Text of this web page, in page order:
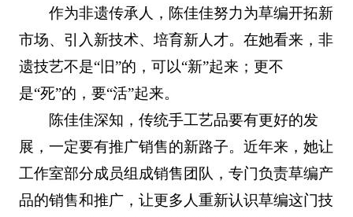
作为非遗传承人，陈佳佳努力为草编开拓新
市场、引入新技术、培育新人才。在她看来，非
遗技艺不是“旧”的，可以“新”起来；更不
是“死”的，要“活”起来。
陈佳佳深知，传统手工艺品要有更好的发
展，一定要有推广销售的新路子。近年来，她让
工作室部分成员组成销售团队，专门负责草编产
品的销售和推广，让更多人重新认识草编这门技